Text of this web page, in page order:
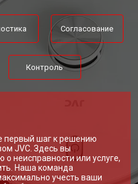
Согласование
Контроль
первый шаг к решению
JVC. Здесь вы
неисправности или услуге,
Наша команда
учесть ваши